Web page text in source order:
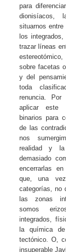
para
situarnos
los
trazar líneas
sobre facetas
y del
toda
renuncia. Por
aplicar este
binarios para
de las
nos
realidad y la
demasiado
encerrarlas
que, una
categorías, no
las zonas
somos
integrados,
la química
tectónico. O,
insuperable